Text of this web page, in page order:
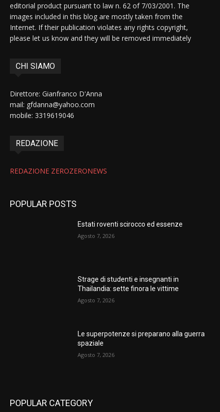
editorial product pursuant to law n. 62 of 7/03/2001. The
images included in this blog are mostly taken from the
Internet. If their publication violates any rights copyright,
please let us know and they will be removed immediately
CHI SIAMO
Direttore: Gianfranco D'Anna
mail: gfdanna@yahoo.com
mobile: 3319619046
REDAZIONE
REDAZIONE ZEROZERONEWS
POPULAR POSTS
Estati roventi scirocco ed essenze
Agosto 7, 2026
Strage di studenti e insegnanti in
Thailandia: sette finora le vittime
Agosto 7, 2026
Le superpotenze si preparano alla guerra
spaziale
Agosto 7, 2026
POPULAR CATEGORY